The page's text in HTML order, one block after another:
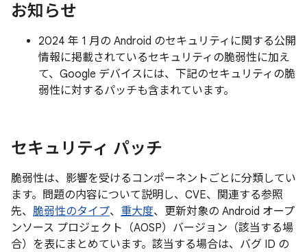
お知らせ
2024 年 1 月の Android のセキュリティに関する公開
情報に掲載されているセキュリティの脆弱性に加え
て、Google デバイスには、下記のセキュリティの脆
弱性に対するパッチも含まれています。
セキュリティ パッチ
脆弱性は、影響を受けるコンポーネントごとに分類してい
ます。問題の内容について説明し、CVE、関連する参照
先、 脆弱性のタイプ、 重大度、更新対象の Android オープ
ンソース プロジェクト（AOSP）バージョン（該当する場
合）を表にまとめています。該当する場合は、バグ ID の